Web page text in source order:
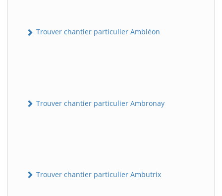
Trouver chantier particulier Ambléon
Trouver chantier particulier Ambronay
Trouver chantier particulier Ambutrix